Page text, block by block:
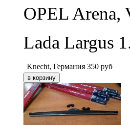
OPEL Arena,
Lada Largus
Knecht, Германия 350 руб